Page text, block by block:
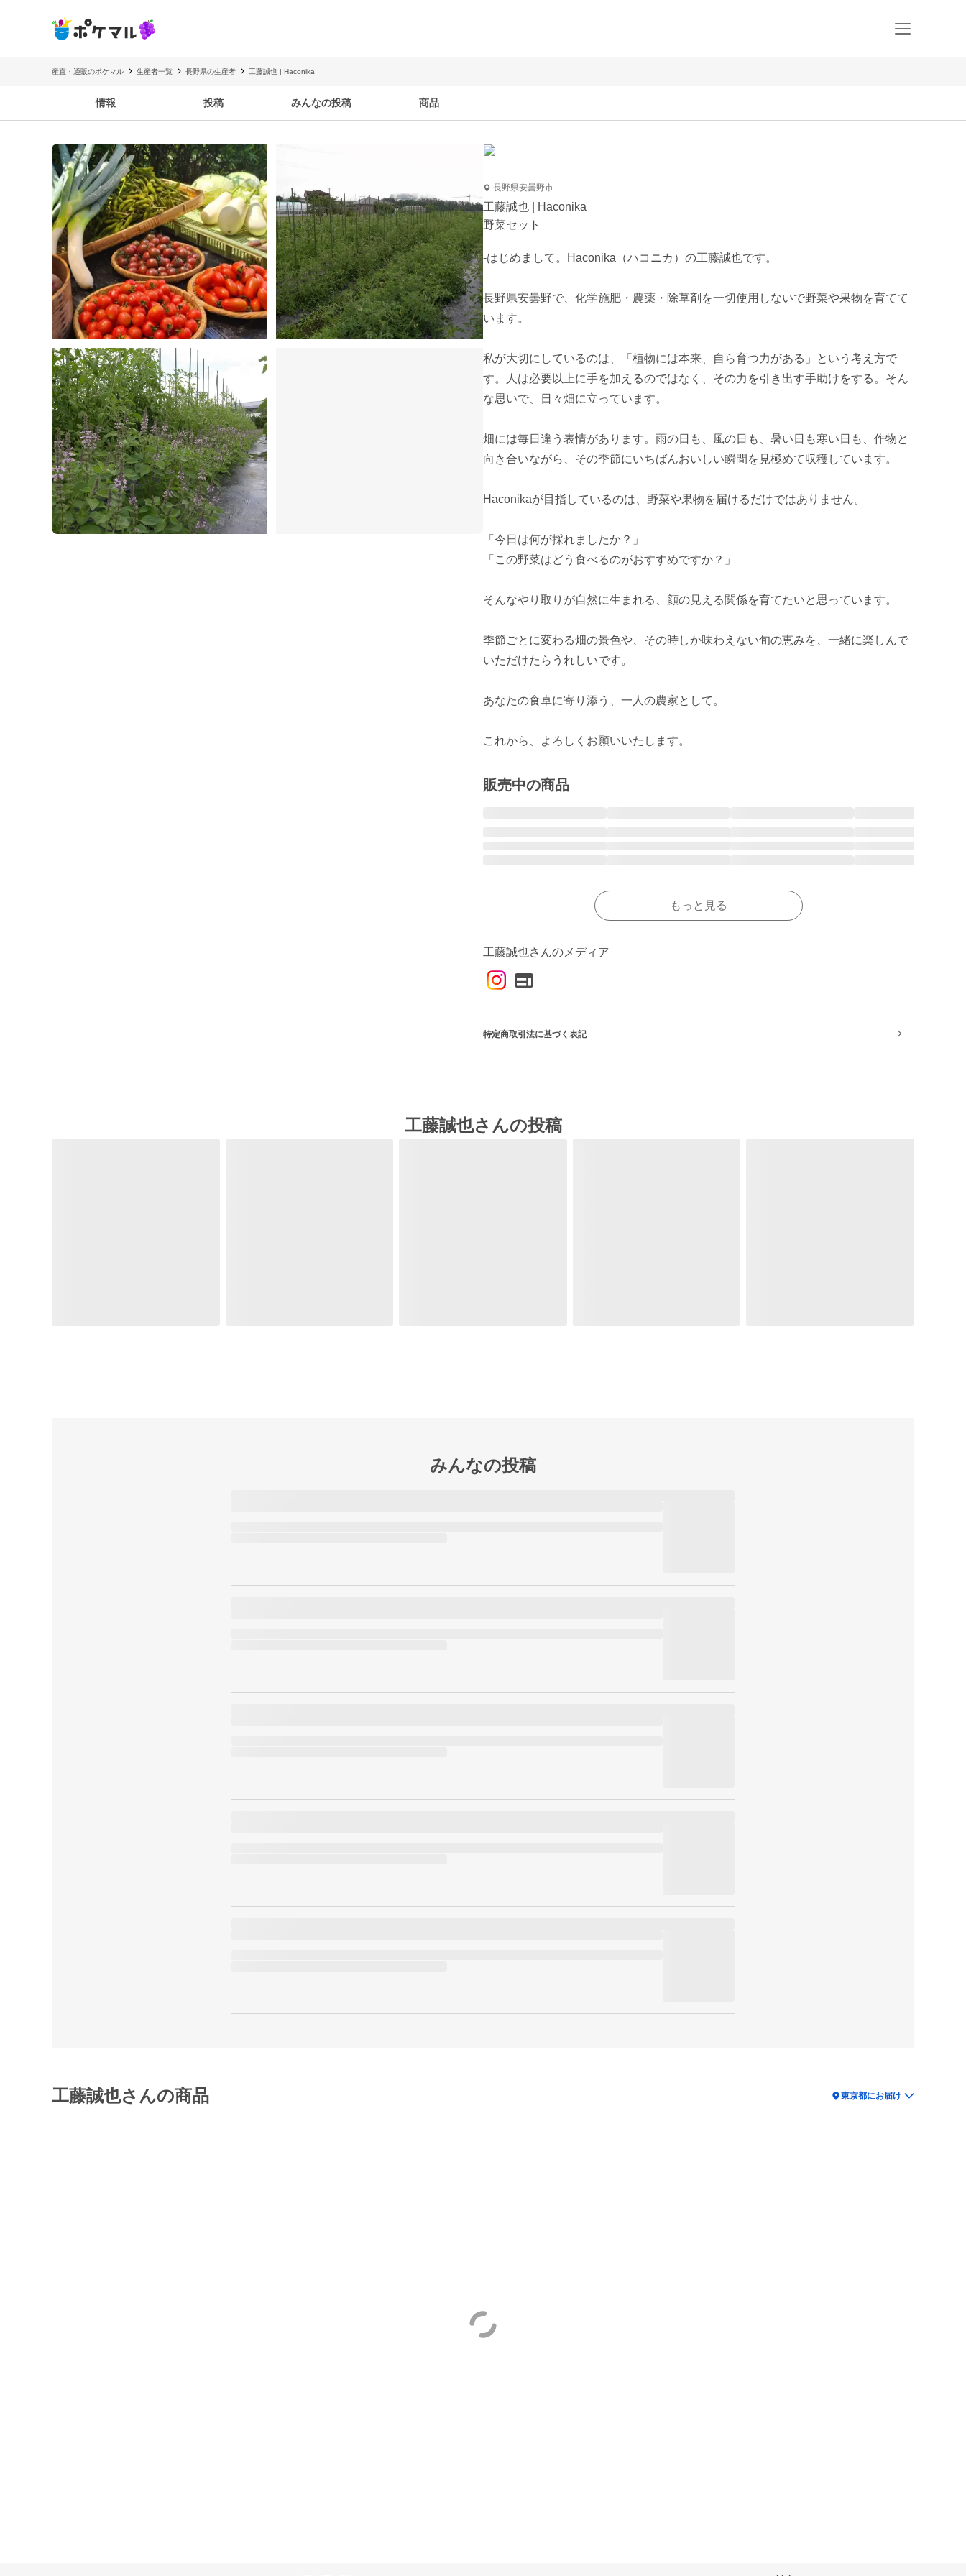
産直・通販のポケマル 生産者一覧 長野県の生産者 工藤誠也 | Haconika
情報 投稿 みんなの投稿 商品
長野県安曇野市
工藤誠也 | Haconika
野菜セット
-はじめまして。Haconika（ハコニカ）の工藤誠也です。
長野県安曇野で、化学施肥・農薬・除草剤を一切使用しないで野菜や果物を育てて
います。
私が大切にしているのは、「植物には本来、自ら育つ力がある」という考え方で
す。人は必要以上に手を加えるのではなく、その力を引き出す手助けをする。そん
な思いで、日々畑に立っています。
畑には毎日違う表情があります。雨の日も、風の日も、暑い日も寒い日も、作物と
向き合いながら、その季節にいちばんおいしい瞬間を見極めて収穫しています。
Haconikaが目指しているのは、野菜や果物を届けるだけではありません。
「今日は何が採れましたか？」
「この野菜はどう食べるのがおすすめですか？」
そんなやり取りが自然に生まれる、顔の見える関係を育てたいと思っています。
季節ごとに変わる畑の景色や、その時しか味わえない旬の恵みを、一緒に楽しんで
いただけたらうれしいです。
あなたの食卓に寄り添う、一人の農家として。
これから、よろしくお願いいたします。
販売中の商品
もっと見る
工藤誠也さんのメディア
特定商取引法に基づく表記
工藤誠也さんの投稿
みんなの投稿
工藤誠也さんの商品 location_on東京都にお届け